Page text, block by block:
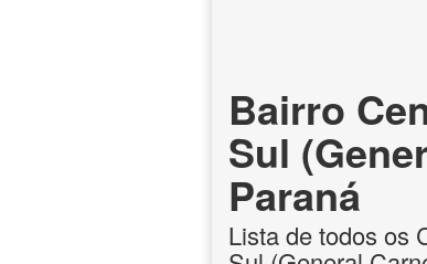
Bairro
Sul
Paraná
Lista de todos os